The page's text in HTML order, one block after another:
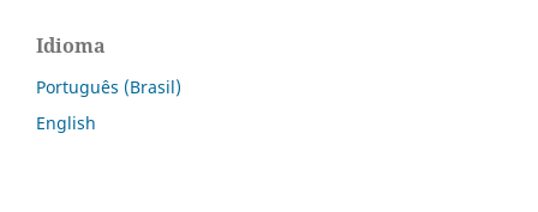
Idioma
Português (Brasil)
English